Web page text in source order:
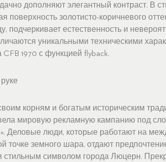
дополняют элегантный контраст. В
поверхность золотисто-коричневого
подчеркивает естественность и
уникальными техническими
1970 с функцией flyback.
корням и богатым историческим
мировую рекламную кампанию под
Деловые люди, которые работают на
точке земного шара, отдают
стильным символом города Люцерн.